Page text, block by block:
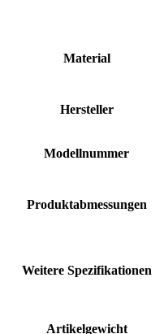
Material
Hersteller
Modellnummer
Produktabmessungen
Weitere Spezifikationen
Artikelgewicht